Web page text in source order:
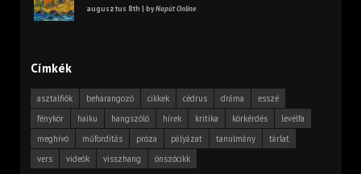
augusztus 8th | byNapút Online
Címkék
asztalfiók beharangozó cikkek cédrus dráma
esszé
fénykör
haiku hangszóló hírek kritika körkérdés
levélfa
meghívó
műfordítás próza pályázat tanulmány
tárlat
vers
videók visszhang önszócikk